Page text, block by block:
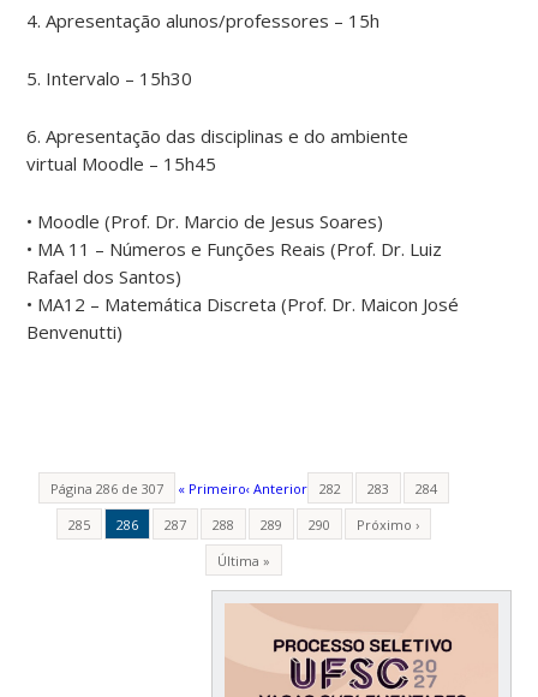
4. Apresentação alunos/professores – 15h
5. Intervalo – 15h30
6. Apresentação das disciplinas e do ambiente
virtual Moodle – 15h45
• Moodle (Prof. Dr. Marcio de Jesus Soares)
• MA 11 – Números e Funções Reais (Prof. Dr. Luiz
Rafael dos Santos)
• MA12 – Matemática Discreta (Prof. Dr. Maicon José
Benvenutti)
Página 286 de 307 « Primeiro‹ Anterior 282 283
284
285
286 287 288 289 290
Próximo ›
Última »